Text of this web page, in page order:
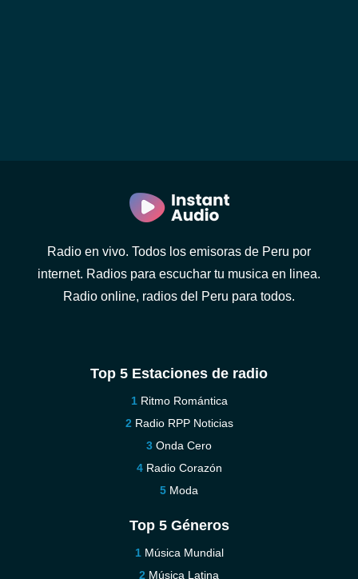
Radio en vivo. Todos los emisoras de Peru por
internet. Radios para escuchar tu musica en linea.
Radio online, radios del Peru para todos.
Top 5 Estaciones de radio
Ritmo Romántica
Radio RPP Noticias
Onda Cero
Radio Corazón
Moda
Top 5 Géneros
Música Mundial
Música Latina